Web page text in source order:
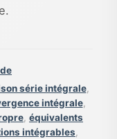
série intégrale,
intégrale,
, équivalents
intégrables,